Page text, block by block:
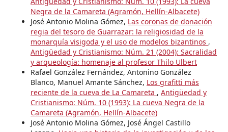
Negra de la Camareta (Agramón, Hellín-Albacete)
José Antonio Molina Gómez, Las coronas de donación
regia del tesoro de Guarrazar: la religiosidad de la
monarquía visigoda y el uso de modelos bizantinos ,
Antigüedad y Cristianismo: Núm. 21 (2004): Sacralidad
y arqueología: homenaje al profesor Thilo Ulbert
Rafael González Fernández, Antonino González
Blanco, Manuel Amante Sánchez, Los grafitti más
reciente de la cueva de La Camareta , Antigüedad y
Cristianismo: Núm. 10 (1993): La cueva Negra de la
Camareta (Agramón, Hellín-Albacete)
José Antonio Molina Gómez, José Ángel Castillo